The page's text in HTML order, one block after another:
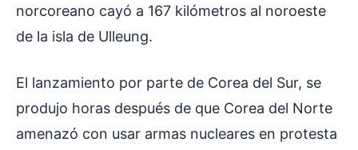
norcoreano cayó a 167 kilómetros al noroeste
de la isla de Ulleung.
El lanzamiento por parte de Corea del Sur, se
produjo horas después de que Corea del Norte
amenazó con usar armas nucleares en protesta